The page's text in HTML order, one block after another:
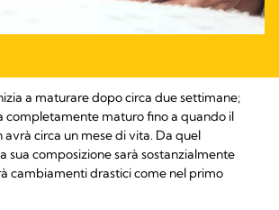
a maturare dopo circa due settimane;
completamente maturo fino a quando il
circa un mese di vita. Da quel
sua composizione sarà sostanzialmente
cambiamenti drastici come nel primo